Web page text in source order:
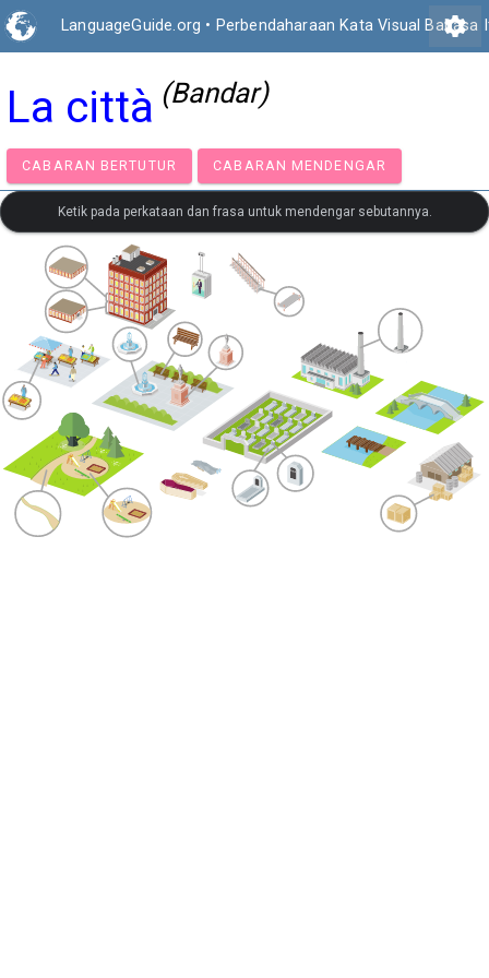
LanguageGuide.org • Perbendaharaan Kata Visual Bahasa
settings
La città (Bandar)
CABARAN BERTUTUR CABARAN MENDENGAR
Ketik pada perkataan dan frasa untuk mendengar sebutannya.